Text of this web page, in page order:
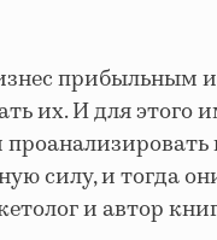
прибыльным
их. И для этого
силу, и тогда
и автор